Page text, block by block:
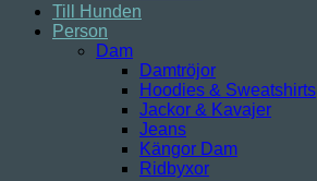
Till Hunden
Person
Dam
Damtröjor
Hoodies & Sweatshirts
Jackor & Kavajer
Jeans
Kängor Dam
Ridbyxor